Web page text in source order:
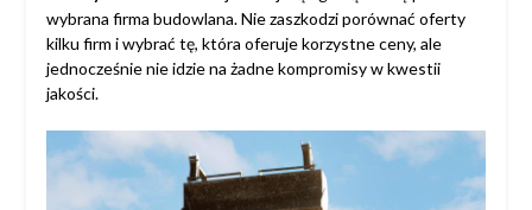
wybrana firma budowlana. Nie zaszkodzi porównać oferty
kilku firm i wybrać tę, która oferuje korzystne ceny, ale
jednocześnie nie idzie na żadne kompromisy w kwestii
jakości.